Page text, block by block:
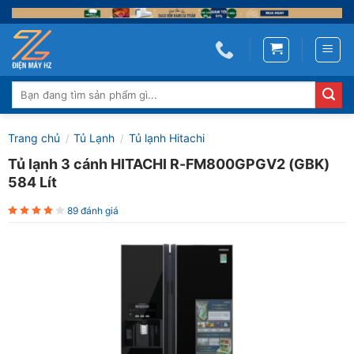
Skip
to
content
Tìm
kiếm:
Trang chủ / Tủ Lạnh / Tủ lạnh Hitachi
Tủ lạnh 3 cánh HITACHI R-FM800GPGV2 (GBK)
584 Lít
89 đánh giá